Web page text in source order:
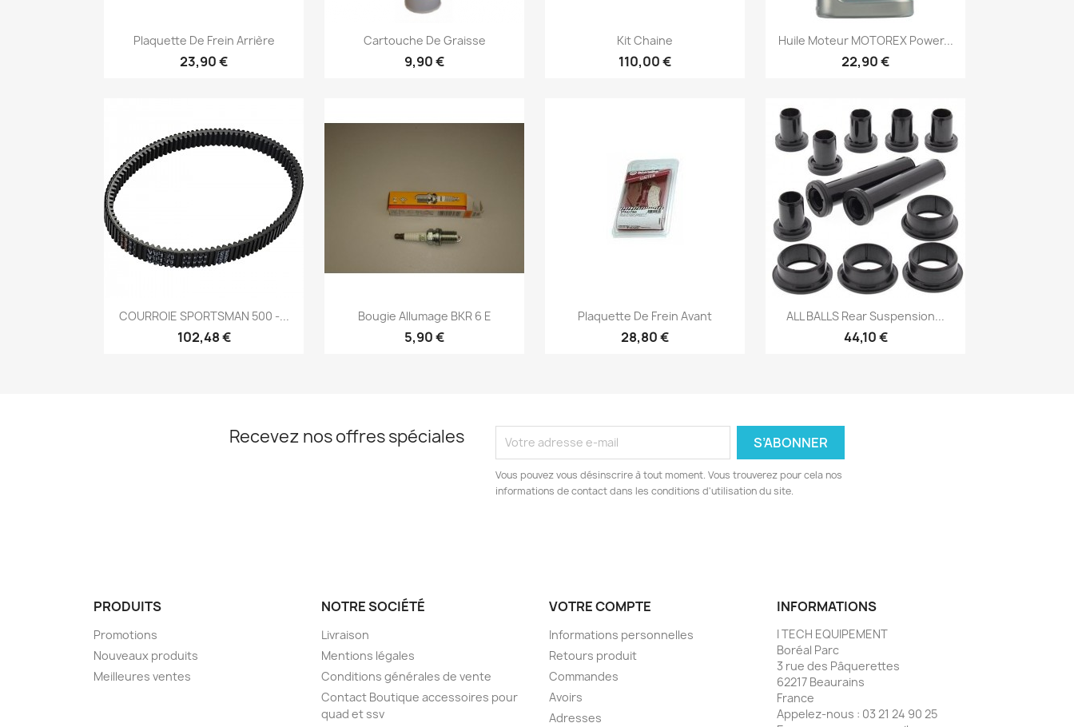
Plaquette De Frein Arrière
23,90 €
Aperçu rapide Cartouche De Graisse
9,90 €
Aperçu rapide Kit Chaine
110,00 €
Aperçu rapide Huile Moteur MOTOREX Power...
22,90 €
Aperçu rapide
COURROIE SPORTSMAN 500 -...
102,48 €
Aperçu rapide Bougie Allumage BKR 6 E
5,90 €
Aperçu rapide Plaquette De Frein Avant
28,80 €
Aperçu rapide ALL BALLS Rear Suspension...
44,10 €
Aperçu rapide
Recevez nos offres spéciales
Vous pouvez vous désinscrire à tout moment. Vous trouverez pour cela nos
informations de contact dans les conditions d'utilisation du site.
PRODUITS
Promotions
Nouveaux produits
Meilleures ventes
NOTRE SOCIÉTÉ
Livraison
Mentions légales
Conditions générales de vente
Contact Boutique accessoires pour
quad et ssv
VOTRE COMPTE
Informations personnelles
Retours produit
Commandes
Avoirs
Adresses
INFORMATIONS
I TECH EQUIPEMENT
Boréal Parc
3 rue des Pâquerettes
62217 Beaurains
France
Appelez-nous : 03 21 24 90 25